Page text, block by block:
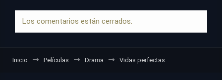
Los comentarios están cerrados.
Inicio Películas Drama Vidas perfectas